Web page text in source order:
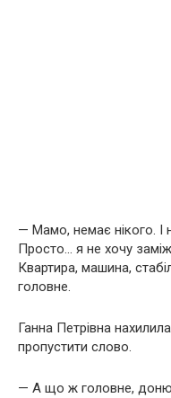
— Мамо, немає нікого.
Просто… я не хочу
Квартира, машина,
головне.
Ганна Петрівна
пропустити слово.
— А що ж головне,